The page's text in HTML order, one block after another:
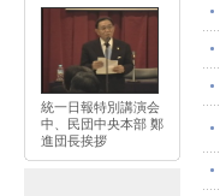
統一日報特別講演会
中、民団中央本部 鄭
進団長挨拶